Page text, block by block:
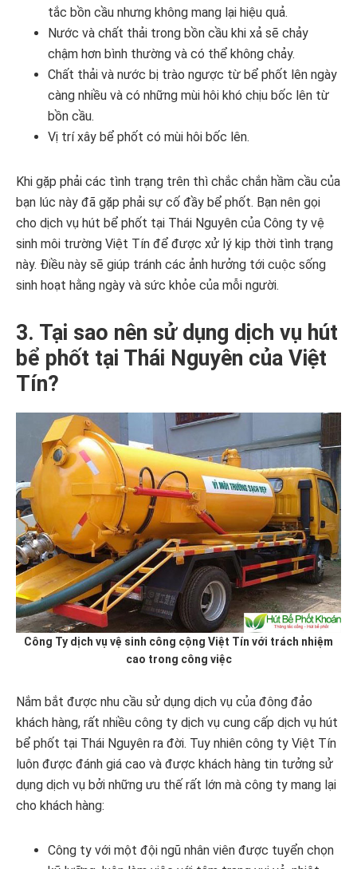
tắc bồn cầu nhưng không mang lại hiệu quả.
Nước và chất thải trong bồn cầu khi xả sẽ chảy
chậm hơn bình thường và có thể không chảy.
Chất thải và nước bị trào ngược từ bể phốt lên ngày
càng nhiều và có những mùi hôi khó chịu bốc lên từ
bồn cầu.
Vị trí xây bể phốt có mùi hôi bốc lên.
Khi gặp phải các tình trạng trên thì chắc chắn hầm cầu của
bạn lúc này đã gặp phải sự cố đầy bể phốt. Bạn nên gọi
cho dịch vụ hút bể phốt tại Thái Nguyên của Công ty vệ
sinh môi trường Việt Tín để được xử lý kịp thời tình trạng
này. Điều này sẽ giúp tránh các ảnh hưởng tới cuộc sống
sinh hoạt hằng ngày và sức khỏe của mỗi người.
3. Tại sao nên sử dụng dịch vụ hút
bể phốt tại Thái Nguyên của Việt
Tín?
Công Ty dịch vụ vệ sinh công cộng Việt Tín với trách nhiệm
cao trong công việc
Nắm bắt được nhu cầu sử dụng dịch vụ của đông đảo
khách hàng, rất nhiều công ty dịch vụ cung cấp dịch vụ hút
bể phốt tại Thái Nguyên ra đời. Tuy nhiên công ty Việt Tín
luôn được đánh giá cao và được khách hàng tin tưởng sử
dụng dịch vụ bởi những ưu thế rất lớn mà công ty mang lại
cho khách hàng:
Công ty với một đội ngũ nhân viên được tuyển chọn